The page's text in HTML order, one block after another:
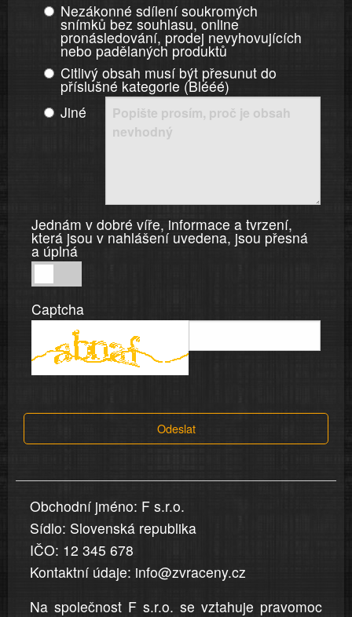
Nezákonné sdílení soukromých
snímků bez souhlasu, online
pronásledování, prodej nevyhovujících
nebo padělaných produktů
Citlivý obsah musí být přesunut do
příslušné kategorie (Blééé)
Jiné
Jednám v dobré víře, informace a tvrzení,
která jsou v nahlášení uvedena, jsou přesná
a úplná
v
dobré
informace
v
jsou
přesná
a
úplná
Captcha
Odeslat
Obchodní jméno: F s.r.o.
Sídlo: Slovenská republika
IČO: 12 345 678
Kontaktní údaje: info@zvraceny.cz
Na společnost F s.r.o. se vztahuje pravomoc